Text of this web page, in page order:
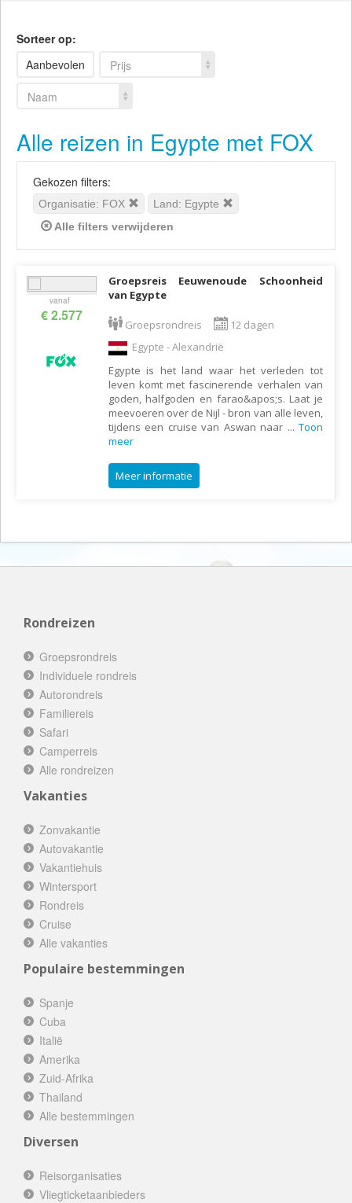
Sorteer op:
Aanbevolen
Prijs
Naam
Alle reizen in Egypte met FOX
Gekozen filters:
Organisatie: FOX
Land: Egypte
Alle filters verwijderen
vanaf
€ 2.577
Groepsreis Eeuwenoude Schoonheid
van Egypte
Groepsrondreis
12 dagen
Egypte - Alexandrië
Egypte is het land waar het verleden tot
leven komt met fascinerende verhalen van
goden, halfgoden en farao&apos;s. Laat je
meevoeren over de Nijl - bron van alle leven,
tijdens een cruise van Aswan naar ... Toon
meer
Meer informatie
Rondreizen
Groepsrondreis
Individuele rondreis
Autorondreis
Familiereis
Safari
Camperreis
Alle rondreizen
Vakanties
Zonvakantie
Autovakantie
Vakantiehuis
Wintersport
Rondreis
Cruise
Alle vakanties
Populaire bestemmingen
Spanje
Cuba
Italië
Amerika
Zuid-Afrika
Thailand
Alle bestemmingen
Diversen
Reisorganisaties
Vliegticketaanbieders